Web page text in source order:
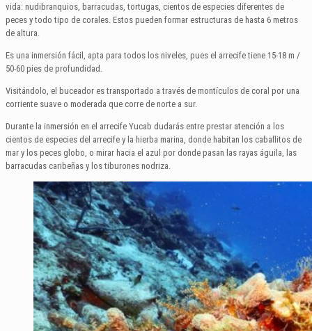
vida: nudibranquios, barracudas, tortugas, cientos de especies diferentes de
peces y todo tipo de corales. Estos pueden formar estructuras de hasta 6 metros
de altura.
Es una inmersión fácil, apta para todos los niveles, pues el arrecife tiene 15-18 m /
50-60 pies de profundidad.
Visitándolo, el buceador es transportado a través de montículos de coral por una
corriente suave o moderada que corre de norte a sur.
Durante la inmersión en el arrecife Yucab dudarás entre prestar atención a los
cientos de especies del arrecife y la hierba marina, donde habitan los caballitos de
mar y los peces globo, o mirar hacia el azul por donde pasan las rayas águila, las
barracudas caribeñas y los tiburones nodriza.